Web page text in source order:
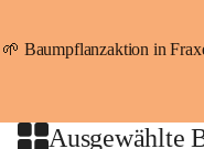
persönlichen
Haltestelle bestellen.
beide Fahrten Weiler-
🌱 Baumpflanzaktion in
Ausgewählte